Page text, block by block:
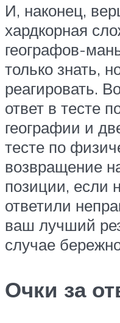
И, наконец,
хардкорная
географов-
только знать,
реагировать.
ответ в тесте
географии и
тесте по
возвращение
позиции, если
ответили
ваш лучший
случае
Очки за